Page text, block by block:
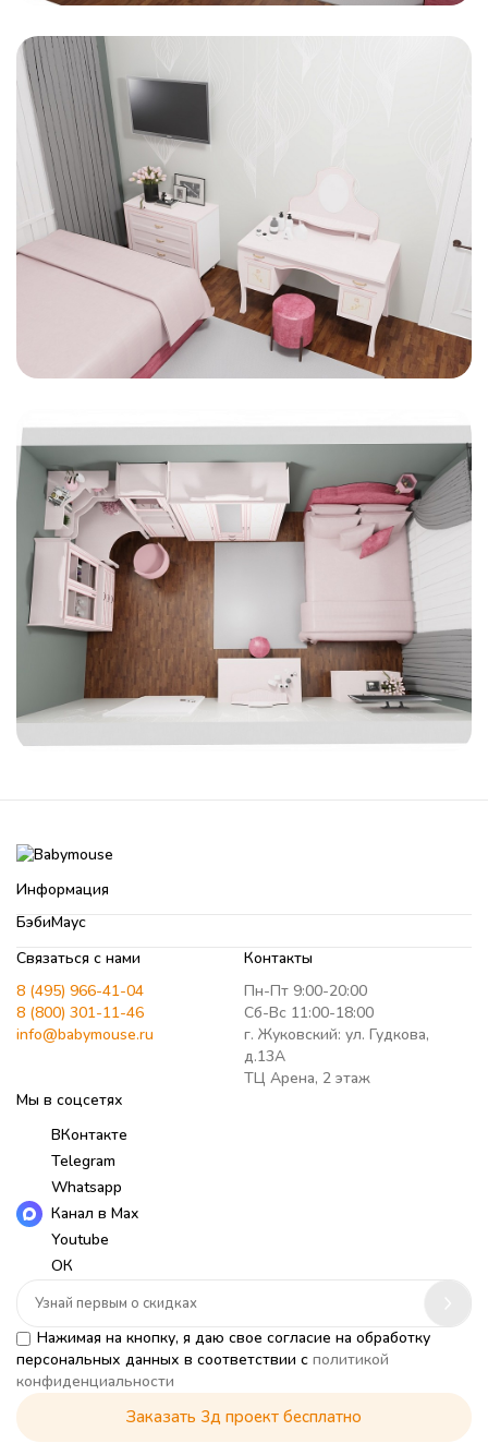
Информация
БэбиМаус
Связаться с нами
8 (495) 966-41-04
8 (800) 301-11-46
info@babymouse.ru
Контакты
Пн-Пт 9:00-20:00
Сб-Вс 11:00-18:00
г. Жуковский: ул. Гудкова,
д.13А
ТЦ Арена, 2 этаж
Мы в соцсетях
ВКонтакте
Telegram
Whatsapp
Канал в Max
Youtube
ОК
Нажимая на кнопку, я даю свое согласие на обработку
персональных данных в соответствии с политикой
конфиденциальности
Заказать 3д проект бесплатно